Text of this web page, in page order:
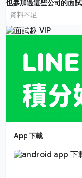
也參加過這些公司的面試
資料不足
App 下載